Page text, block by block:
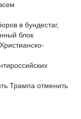
в бундестаг,
блок
Трампа отменить